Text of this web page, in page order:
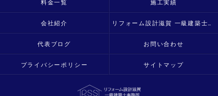
料金一覧 施工実績
会社紹介
代表ブログ お問い合わせ
プライバシーポリシー サイトマップ